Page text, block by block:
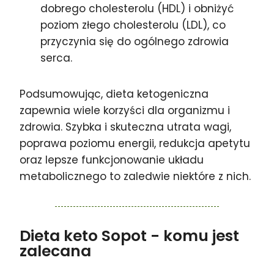
dobrego cholesterolu (HDL) i obniżyć
poziom złego cholesterolu (LDL), co
przyczynia się do ogólnego zdrowia
serca.
Podsumowując, dieta ketogeniczna
zapewnia wiele korzyści dla organizmu i
zdrowia. Szybka i skuteczna utrata wagi,
poprawa poziomu energii, redukcja apetytu
oraz lepsze funkcjonowanie układu
metabolicznego to zaledwie niektóre z nich.
Dieta keto Sopot - komu jest
zalecana